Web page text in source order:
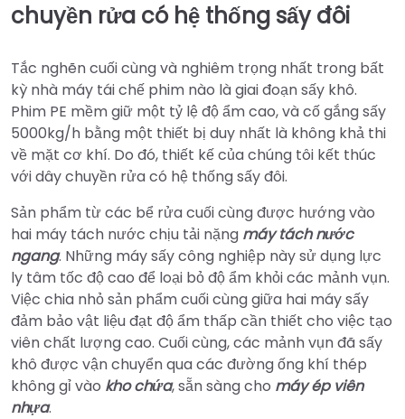
chuyền rửa có hệ thống sấy đôi
Tắc nghẽn cuối cùng và nghiêm trọng nhất trong bất
kỳ nhà máy tái chế phim nào là giai đoạn sấy khô.
Phim PE mềm giữ một tỷ lệ độ ẩm cao, và cố gắng sấy
5000kg/h bằng một thiết bị duy nhất là không khả thi
về mặt cơ khí. Do đó, thiết kế của chúng tôi kết thúc
với dây chuyền rửa có hệ thống sấy đôi.
Sản phẩm từ các bể rửa cuối cùng được hướng vào
hai máy tách nước chịu tải nặng máy tách nước
ngang. Những máy sấy công nghiệp này sử dụng lực
ly tâm tốc độ cao để loại bỏ độ ẩm khỏi các mảnh vụn.
Việc chia nhỏ sản phẩm cuối cùng giữa hai máy sấy
đảm bảo vật liệu đạt độ ẩm thấp cần thiết cho việc tạo
viên chất lượng cao. Cuối cùng, các mảnh vụn đã sấy
khô được vận chuyển qua các đường ống khí thép
không gỉ vào kho chứa, sẵn sàng cho máy ép viên
nhựa.